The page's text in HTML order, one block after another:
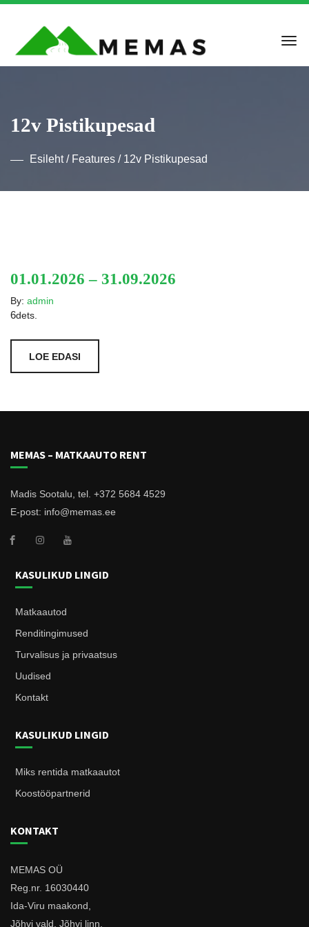
12v Pistikupesad
Esileht/ Features / 12v Pistikupesad
01.01.2026 – 31.09.2026
By: admin
6dets.
LOE EDASI
MEMAS – MATKAAUTO RENT
Madis Sootalu, tel. +372 5684 4529
E-post: info@memas.ee
KASULIKUD LINGID
Matkaautod
Renditingimused
Turvalisus ja privaatsus
Uudised
Kontakt
KASULIKUD LINGID
Miks rentida matkaautot
Koostööpartnerid
KONTAKT
MEMAS OÜ
Reg.nr. 16030440
Ida-Viru maakond,
Jõhvi vald, Jõhvi linn,